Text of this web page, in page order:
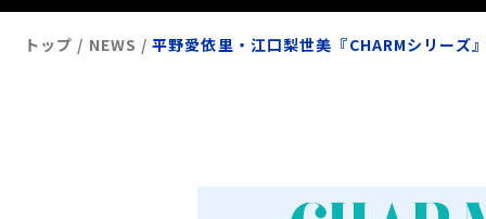
トップ NEWS 平野愛依里・江口梨世美『CHARMシリーズ